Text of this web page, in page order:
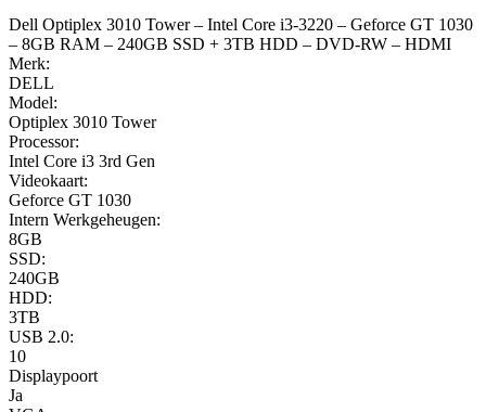
geforce-
gt-
1030-
8gb-
ram-
240gb-
ssd-
3tb-
hdd-
dvd-
rw
aantal
Dell Optiplex 3010 Tower – Intel Core i3-3220 – Geforce GT 1030
– 8GB RAM – 240GB SSD + 3TB HDD – DVD-RW – HDMI
Merk:
DELL
Model:
Optiplex 3010 Tower
Processor:
Intel Core i3 3rd Gen
Videokaart:
Geforce GT 1030
Intern Werkgeheugen:
8GB
SSD:
240GB
HDD:
3TB
USB 2.0:
10
Displaypoort
Ja